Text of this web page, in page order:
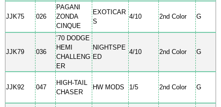
JJK75 026
PAGANI
ZONDA
CINQUE
EXOTICAR
S
4/10 2nd Color G
JJK79 036
’70 DODGE
HEMI
CHALLENG
ER
NIGHTSPE
ED
4/10 2nd Color G
JJK92 047
HIGH-TAIL
CHASER
HW MODS 1/5 2nd Color G